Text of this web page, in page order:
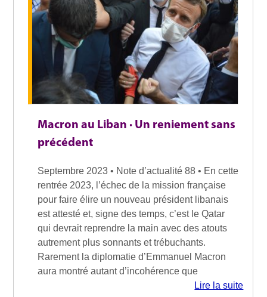
Macron au Liban · Un reniement sans
précédent
Septembre 2023 • Note d’actualité 88 • En cette
rentrée 2023, l’échec de la mission française
pour faire élire un nouveau président libanais
est attesté et, signe des temps, c’est le Qatar
qui devrait reprendre la main avec des atouts
autrement plus sonnants et trébuchants.
Rarement la diplomatie d’Emmanuel Macron
aura montré autant d’incohérence que
Lire la suite